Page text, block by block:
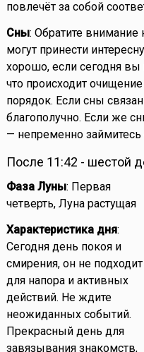
повлечёт за собой
Сны: Обратите внимание
могут принести
хорошо, если сегодня вы
что происходит
порядок. Если сны
благополучно. Если же
— непременно
После 11:42 - шестой
Фаза Луны: Первая
четверть, Луна растущая
Характеристика дня:
Сегодня день покоя и
смирения, он не подходит
для напора и активных
действий. Не ждите
неожиданных событий.
Прекрасный день для
завязывания знакомств,